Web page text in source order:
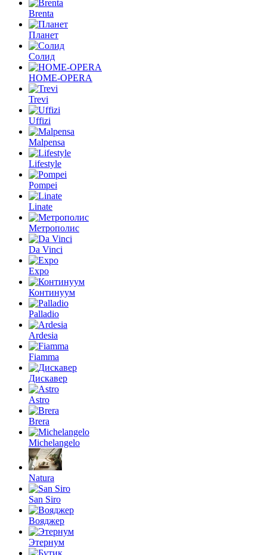
Brenta
Планет
Солид
HOME-OPERA
Trevi
Uffizi
Malpensa
Lifestyle
Pompei
Linate
Метрополис
Da Vinci
Expo
Континуум
Palladio
Ardesia
Fiamma
Дискавер
Astro
Brera
Michelangelo
Natura
San Siro
Вояджер
Этернум